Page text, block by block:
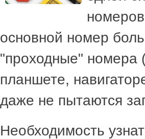
основной номер
"проходные" номера
планшете,
даже не пытаются
Необходимость